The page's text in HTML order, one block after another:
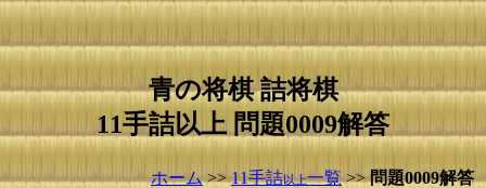
青の将棋 詰将棋
11手詰以上 問題0009解答
ホーム>>11手詰以上一覧>>問題0009解答